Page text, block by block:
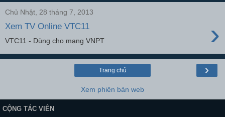
Chủ Nhật, 28 tháng 7, 2013
Xem TV Online VTC11 ›
VTC11 - Dùng cho mạng VNPT
›
Trang chủ
Xem phiên bản web
CỘNG TÁC VIÊN